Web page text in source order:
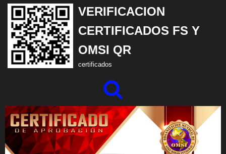
Saltar
al
contenido
VERIFICACION
CERTIFICADOS FS Y
OMSI QR
certificados